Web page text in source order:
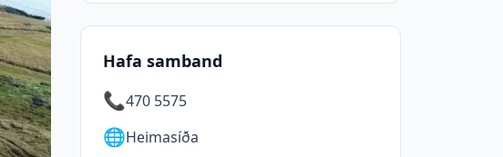
Hafa samband
📞470 5575
🌐Heimasíða